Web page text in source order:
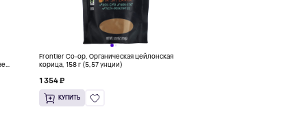
Frontier Co-op, Органическая цейлонская
корица, 158 г (5,57 унции)
1 354 ₽
КУПИТЬ